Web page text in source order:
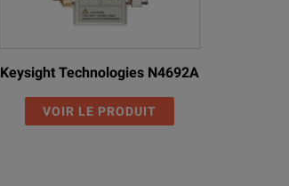
Keysight Technologies N4692A
VOIR LE PRODUIT